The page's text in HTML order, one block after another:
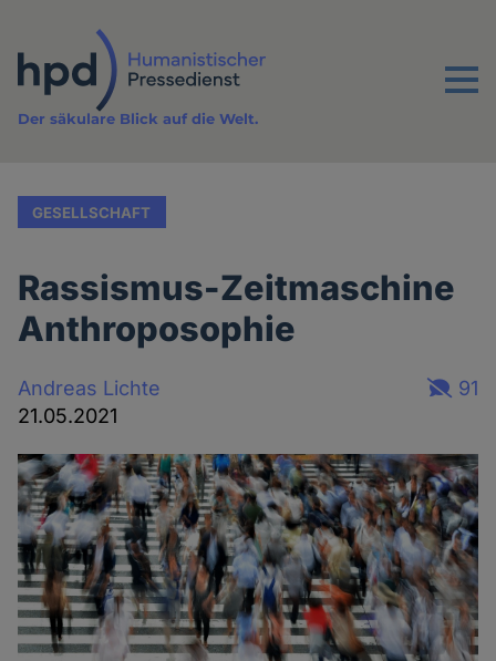
Inhalt
Menu
Der säkulare Blick auf die Welt.
GESELLSCHAFT
Rassismus-Zeitmaschine
Anthroposophie
Andreas Lichte
21.05.2021
91